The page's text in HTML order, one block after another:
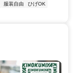
服装自由
ひげOK